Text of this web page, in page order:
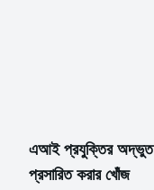
এআই প্রযুক্তির অদ্ভুত
প্রসারিত করার খোঁজ